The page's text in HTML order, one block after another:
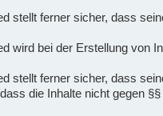
stellt ferner sicher, dass
wird bei der Erstellung von
stellt ferner sicher, dass
die Inhalte nicht gegen